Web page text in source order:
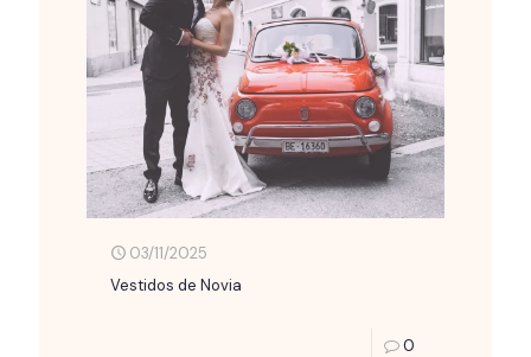
03/11/2025
Vestidos de Novia
0